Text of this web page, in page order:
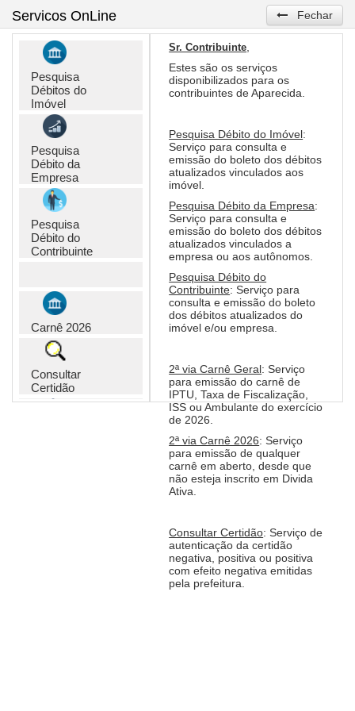
Servicos OnLine Fechar
Pesquisa
Débitos do
Imóvel
Pesquisa
Débito da
Empresa
Pesquisa
Débito do
Contribuinte
Carnê 2026
Consultar
Certidão
Sr. Contribuinte
Estes são os serviços
disponibilizados para os
contribuintes de Aparecida.
Pesquisa Débito do Imóvel:
Serviço para consulta e
emissão do boleto dos débitos
atualizados vinculados aos
imóvel.
Pesquisa Débito da Empresa:
Serviço para consulta e
emissão do boleto dos débitos
atualizados vinculados a
empresa ou aos autônomos.
Pesquisa Débito do
Contribuinte: Serviço para
consulta e emissão do boleto
dos débitos atualizados do
imóvel e/ou empresa.
2ª via Carnê Geral: Serviço
para emissão do carnê de
IPTU, Taxa de Fiscalização,
ISS ou Ambulante do exercício
de 2026.
2ª via Carnê 2026: Serviço
para emissão de qualquer
carnê em aberto, desde que
não esteja inscrito em Divida
Ativa.
Consultar Certidão: Serviço de
autenticação da certidão
negativa, positiva ou positiva
com efeito negativa emitidas
pela prefeitura.